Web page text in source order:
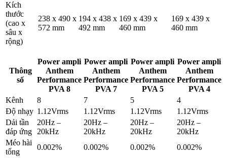
Kích
thước
(cao x
sâu x
rộng)
238 x 490 x
572 mm
194 x 438 x
492 mm
169 x 439 x
460 mm
169 x 439 x
460 mm
Thông
số
Power ampli
Anthem
Performance
PVA 8
Power ampli
Anthem
Performance
PVA 7
Power ampli
Anthem
Performance
PVA 5
Power ampli
Anthem
Performance
PVA 4
Kênh
8 7 5
4
Độ nhạy 1.12Vrms 1.12Vrms 1.12Vrms
1.12Vrms
Dải tần
đáp ứng
20Hz –
20kHz
20Hz –
20kHz
20Hz –
20kHz
20Hz –
20kHz
Méo hài
tổng
0.002% 0.002% 0.002%
0.002%